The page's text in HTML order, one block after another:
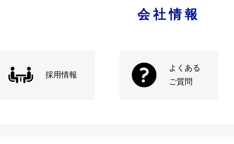
会社情報
採用情報
よくある
ご質問